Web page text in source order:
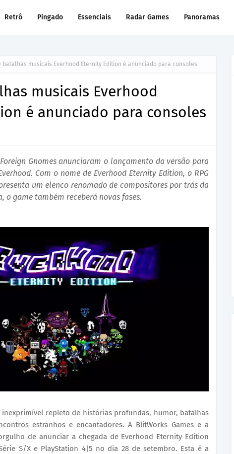
Retrô Pingado Essenciais Radar Games Panoramas
batalhas musicais Everhood Eternity Edition é anunciado para consoles
musicais Everhood
é anunciado para consoles
Gnomes anunciaram o lançamento da versão para
Com o nome de Everhood Eternity Edition, o RPG
um elenco renomado de compositores por trás da
o game também receberá novas fases.
repleto de histórias profundas, humor, batalhas
estranhos e encantadores. A BlitWorks Games e a
de anunciar a chegada de Everhood Eternity Edition
S/X e PlayStation 4|5 no dia 28 de setembro. Esta é a